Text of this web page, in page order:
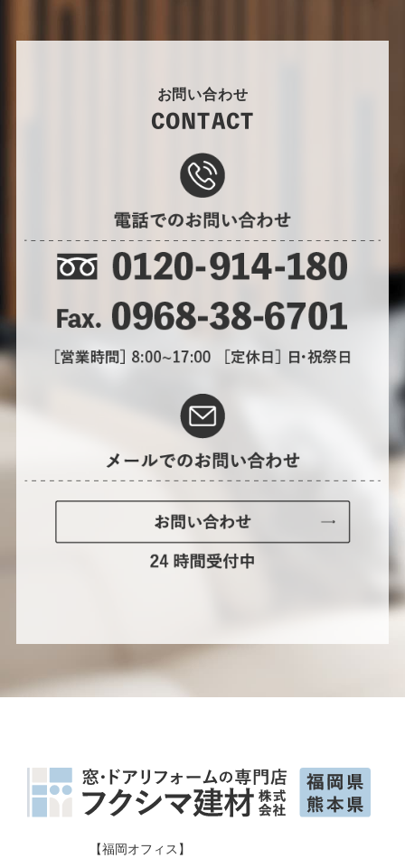
お問い合わせ
CONTACT
【福岡オフィス】